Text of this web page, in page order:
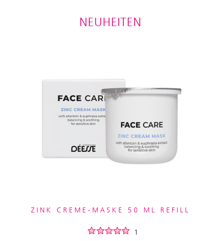
NEUHEITEN
ZINK CREME-MASKE 50 ML REFILL
1